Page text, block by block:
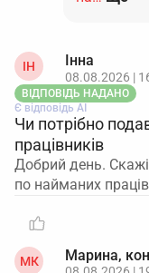
ІН Інна
08.08.2026 |
ВІДПОВІДЬ НАДАНО
Є відповідь АІ
Чи потрібно
працівників
Добрий день.
по найманих
МК Марина,